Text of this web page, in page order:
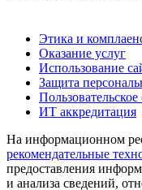
Этика и
Оказание услуг
Использование
Защита
ИТ аккредитация
На информационном
рекомендательные
предоставления
и анализа сведений,